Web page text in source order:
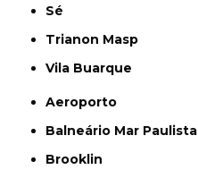
Sé
Trianon Masp
Vila Buarque
Aeroporto
Balneário Mar Paulista
Brooklin